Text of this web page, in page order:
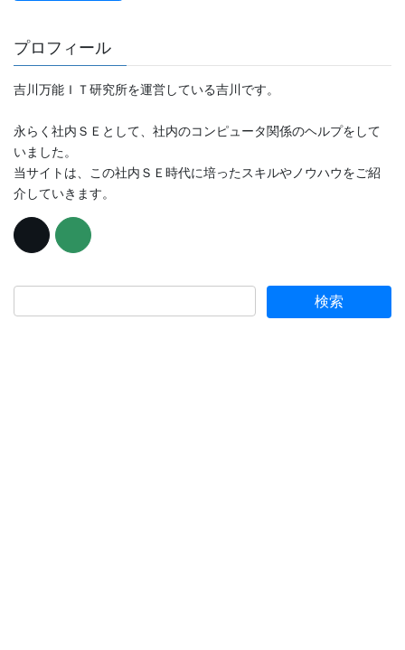
プロフィール
吉川万能ＩＴ研究所を運営している吉川です。
永らく社内ＳＥとして、社内のコンピュータ関係のヘルプをして
いました。
当サイトは、この社内ＳＥ時代に培ったスキルやノウハウをご紹
介していきます。